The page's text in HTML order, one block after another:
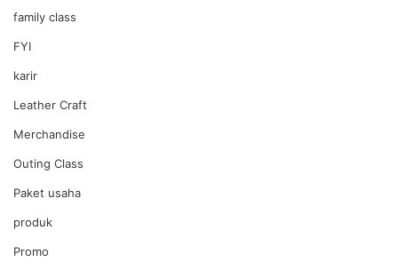
family class
FYI
karir
Leather Craft
Merchandise
Outing Class
Paket usaha
produk
Promo